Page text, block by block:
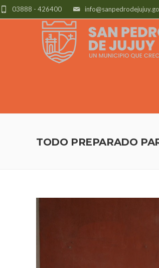
03888 - 426400
TODO PREPARADO